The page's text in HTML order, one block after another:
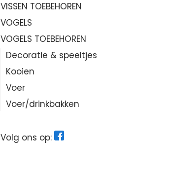
VISSEN TOEBEHOREN
VOGELS
VOGELS TOEBEHOREN
Decoratie & speeltjes
Kooien
Voer
Voer/drinkbakken
Volg ons op: